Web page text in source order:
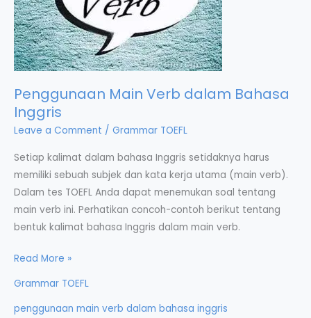
Penggunaan Main Verb dalam Bahasa
Inggris
Leave a Comment / Grammar TOEFL
Setiap kalimat dalam bahasa Inggris setidaknya harus
memiliki sebuah subjek dan kata kerja utama (main verb).
Dalam tes TOEFL Anda dapat menemukan soal tentang
main verb ini. Perhatikan concoh-contoh berikut tentang
bentuk kalimat bahasa Inggris dalam main verb.
Penggunaan
dalam
Read More »
Grammar TOEFL
penggunaan main verb dalam bahasa inggris